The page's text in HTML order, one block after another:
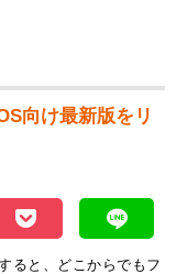
向け最新版をリ
ると、どこからでもフ